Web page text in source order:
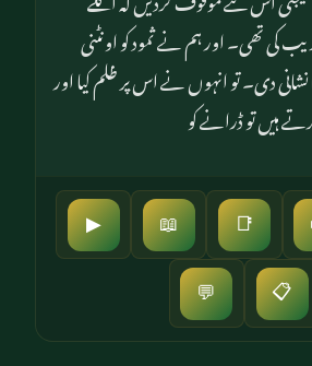
کی تھی۔ اور ہم نے ثمود کو اونٹنی
دی۔ تو انہوں نے اس پر ظلم کیا اور
ہیں تو ڈرانے کو
▶ 📖 📑
💬 📋